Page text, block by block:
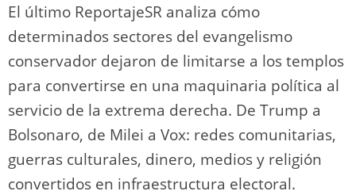
El último ReportajeSR analiza cómo
determinados sectores del evangelismo
conservador dejaron de limitarse a los templos
para convertirse en una maquinaria política al
servicio de la extrema derecha. De Trump a
Bolsonaro, de Milei a Vox: redes comunitarias,
guerras culturales, dinero, medios y religión
convertidos en infraestructura electoral.